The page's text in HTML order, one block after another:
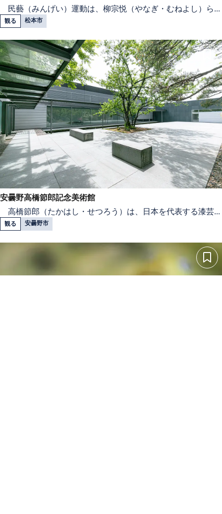
民藝（みんげい）運動は、柳宗悦（やなぎ・むねよし）ら...
観る 松本市
安曇野高橋節郎記念美術館
高橋節郎（たかはし・せつろう）は、日本を代表する漆芸...
観る 安曇野市